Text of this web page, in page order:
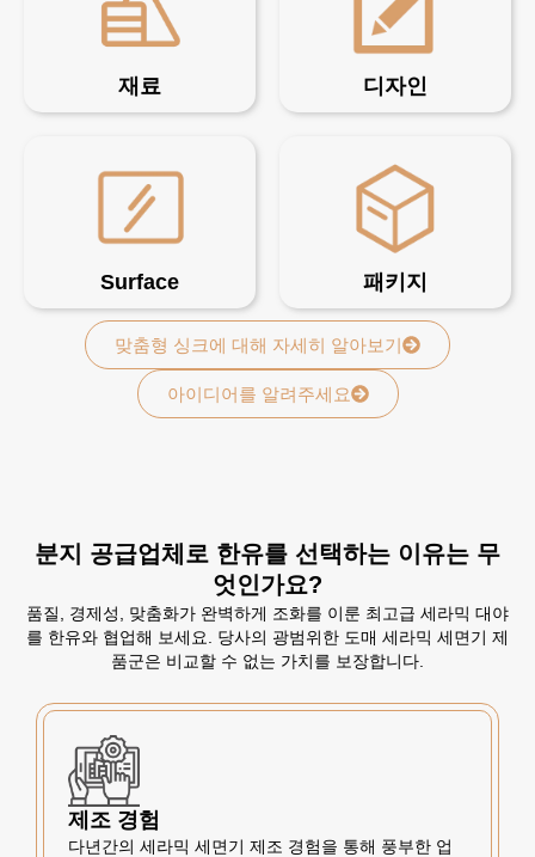
재료 디자인
Surface 패키지
맞춤형 싱크에 대해 자세히 알아보기
아이디어를 알려주세요
분지 공급업체로 한유를 선택하는 이유는 무
엇인가요?
품질, 경제성, 맞춤화가 완벽하게 조화를 이룬 최고급 세라믹 대야
를 한유와 협업해 보세요. 당사의 광범위한 도매 세라믹 세면기 제
품군은 비교할 수 없는 가치를 보장합니다.
제조 경험
다년간의 세라믹 세면기 제조 경험을 통해 풍부한 업